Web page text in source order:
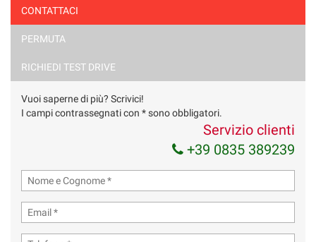
CONTATTACI
PERMUTA
RICHIEDI TEST DRIVE
Vuoi saperne di più? Scrivici!
I campi contrassegnati con * sono obbligatori.
Servizio clienti
+39 0835 389239